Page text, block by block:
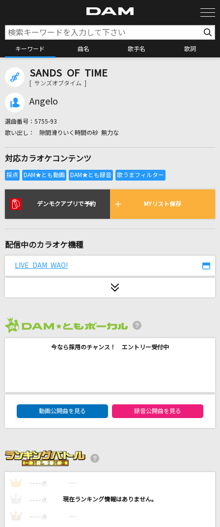
キーワード 曲名 歌手名 歌詞
カラオケ検索
全国りれき
リアルタイムで歌われている曲の一覧
未来へ
ラストチャンス、ラストダンス
奏(かなで)
シェリル・ノーム starring May'n
[生音]流氷海峡
花守の丘
SANDS OF TIME
[ サンズオブタイム ]
Angelo
選曲番号： 5755-93
隙間滑りいく時間の砂 無力な
対応カラオケコンテンツ
デンモクアプリで予約 MYリスト保存
配信中のカラオケ機種
LIVE DAM WAO!
今なら採用のチャンス！ エントリー受付中
DAM★ともボーカルエントリーランキング
動画公開曲を見る
録音公開曲を見る
1 ---- 点 ----
---- 点 ----
3 ---- 点 ----